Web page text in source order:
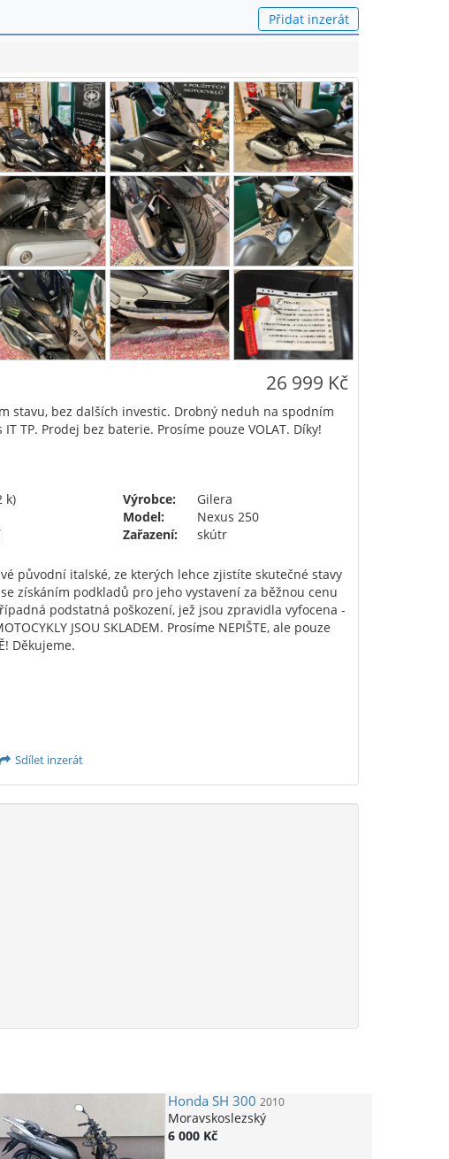
Přidat inzerát
26 999 Kč
stavu, bez dalších investic. Drobný neduh na spodním
TP. Prodej bez baterie. Prosíme pouze VOLAT. Díky!
k)
Výrobce:
Gilera
Model:
Nexus 250
Zařazení:
skútr
původní italské, ze kterých lehce zjistíte skutečné stavy
získáním podkladů pro jeho vystavení za běžnou cenu
podstatná poškození, jež jsou zpravidla vyfocena -
JSOU SKLADEM. Prosíme NEPIŠTE, ale pouze
Děkujeme.
Sdílet inzerát
HondaSH 300 2010
Moravskoslezský
6 000 Kč